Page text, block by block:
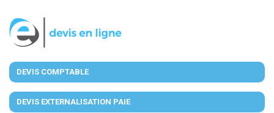
DEVIS COMPTABLE
DEVIS EXTERNALISATION PAIE